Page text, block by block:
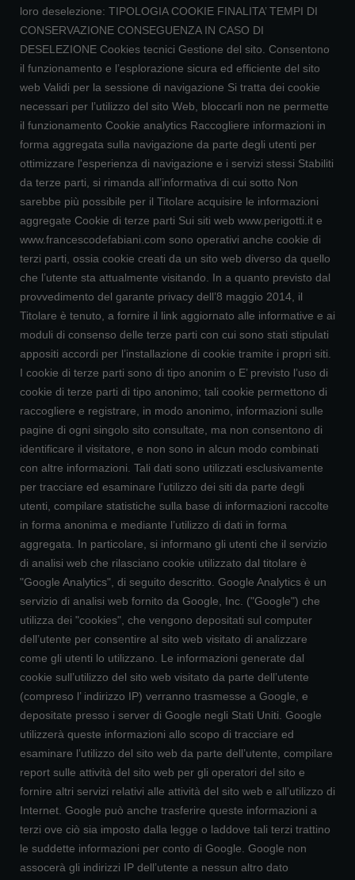
loro deselezione: TIPOLOGIA COOKIE FINALITA’ TEMPI DI
CONSERVAZIONE CONSEGUENZA IN CASO DI
DESELEZIONE Cookies tecnici Gestione del sito. Consentono
il funzionamento e l’esplorazione sicura ed efficiente del sito
web Validi per la sessione di navigazione Si tratta dei cookie
necessari per l’utilizzo del sito Web, bloccarli non ne permette
il funzionamento Cookie analytics Raccogliere informazioni in
forma aggregata sulla navigazione da parte degli utenti per
ottimizzare l'esperienza di navigazione e i servizi stessi Stabiliti
da terze parti, si rimanda all’informativa di cui sotto Non
sarebbe più possibile per il Titolare acquisire le informazioni
aggregate Cookie di terze parti Sui siti web www.perigotti.it e
www.francescodefabiani.com sono operativi anche cookie di
terzi parti, ossia cookie creati da un sito web diverso da quello
che l’utente sta attualmente visitando. In a quanto previsto dal
provvedimento del garante privacy dell’8 maggio 2014, il
Titolare è tenuto, a fornire il link aggiornato alle informative e ai
moduli di consenso delle terze parti con cui sono stati stipulati
appositi accordi per l’installazione di cookie tramite i propri siti.
I cookie di terze parti sono di tipo anonim o E’ previsto l’uso di
cookie di terze parti di tipo anonimo; tali cookie permettono di
raccogliere e registrare, in modo anonimo, informazioni sulle
pagine di ogni singolo sito consultate, ma non consentono di
identificare il visitatore, e non sono in alcun modo combinati
con altre informazioni. Tali dati sono utilizzati esclusivamente
per tracciare ed esaminare l’utilizzo dei siti da parte degli
utenti, compilare statistiche sulla base di informazioni raccolte
in forma anonima e mediante l’utilizzo di dati in forma
aggregata. In particolare, si informano gli utenti che il servizio
di analisi web che rilasciano cookie utilizzato dal titolare è
"Google Analytics", di seguito descritto. Google Analytics è un
servizio di analisi web fornito da Google, Inc. ("Google") che
utilizza dei "cookies", che vengono depositati sul computer
dell’utente per consentire al sito web visitato di analizzare
come gli utenti lo utilizzano. Le informazioni generate dal
cookie sull’utilizzo del sito web visitato da parte dell’utente
(compreso l’ indirizzo IP) verranno trasmesse a Google, e
depositate presso i server di Google negli Stati Uniti. Google
utilizzerà queste informazioni allo scopo di tracciare ed
esaminare l’utilizzo del sito web da parte dell’utente, compilare
report sulle attività del sito web per gli operatori del sito e
fornire altri servizi relativi alle attività del sito web e all’utilizzo di
Internet. Google può anche trasferire queste informazioni a
terzi ove ciò sia imposto dalla legge o laddove tali terzi trattino
le suddette informazioni per conto di Google. Google non
assocerà gli indirizzi IP dell’utente a nessun altro dato